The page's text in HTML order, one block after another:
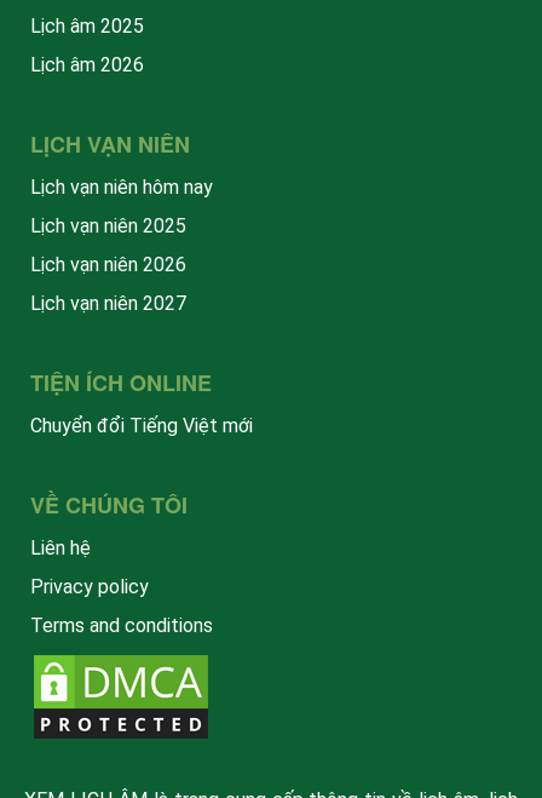
Lịch âm 2025
Lịch âm 2026
LỊCH VẠN NIÊN
Lịch vạn niên hôm nay
Lịch vạn niên 2025
Lịch vạn niên 2026
Lịch vạn niên 2027
TIỆN ÍCH ONLINE
Chuyển đổi Tiếng Việt mới
VỀ CHÚNG TÔI
Liên hệ
Privacy policy
Terms and conditions